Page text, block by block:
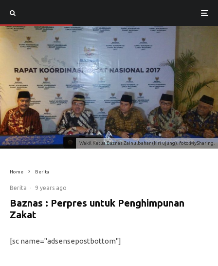
Wakil Ketua Baznas Zainulbahar (kiri ujung). foto:MySharing.
Home Berita
Berita · 9 years ago
Baznas : Perpres untuk Penghimpunan
Zakat
[sc name="adsensepostbottom"]